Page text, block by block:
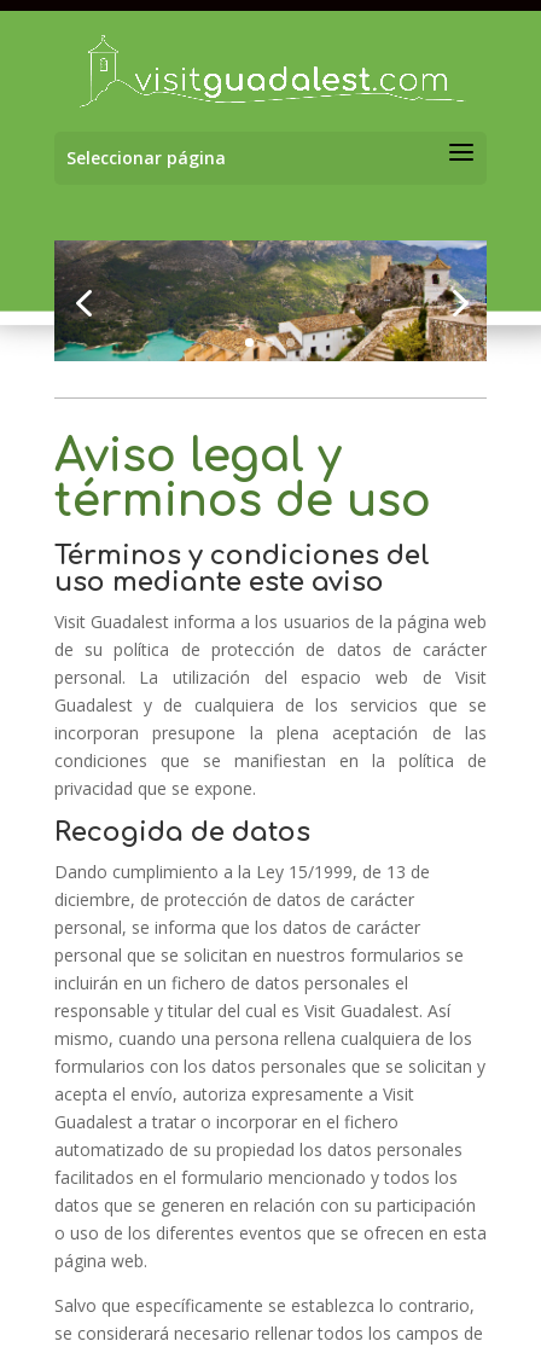
Seleccionar página
Aviso legal y
términos de uso
Términos y condiciones del
uso mediante este aviso
Visit Guadalest informa a los usuarios de la página web
de su política de protección de datos de carácter
personal. La utilización del espacio web de Visit
Guadalest y de cualquiera de los servicios que se
incorporan presupone la plena aceptación de las
condiciones que se manifiestan en la política de
privacidad que se expone.
Recogida de datos
Dando cumplimiento a la Ley 15/1999, de 13 de
diciembre, de protección de datos de carácter
personal, se informa que los datos de carácter
personal que se solicitan en nuestros formularios se
incluirán en un fichero de datos personales el
responsable y titular del cual es Visit Guadalest. Así
mismo, cuando una persona rellena cualquiera de los
formularios con los datos personales que se solicitan y
acepta el envío, autoriza expresamente a Visit
Guadalest a tratar o incorporar en el fichero
automatizado de su propiedad los datos personales
facilitados en el formulario mencionado y todos los
datos que se generen en relación con su participación
o uso de los diferentes eventos que se ofrecen en esta
página web.
Salvo que específicamente se establezca lo contrario,
se considerará necesario rellenar todos los campos de